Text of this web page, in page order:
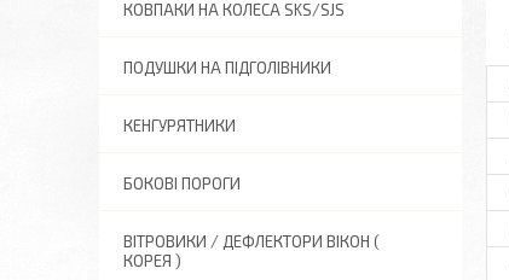
КОВПАКИ НА КОЛЕСА SKS/SJS
ПОДУШКИ НА ПІДГОЛІВНИКИ
КЕНГУРЯТНИКИ
БОКОВІ ПОРОГИ
ВІТРОВИКИ / ДЕФЛЕКТОРИ ВІКОН (
КОРЕЯ )